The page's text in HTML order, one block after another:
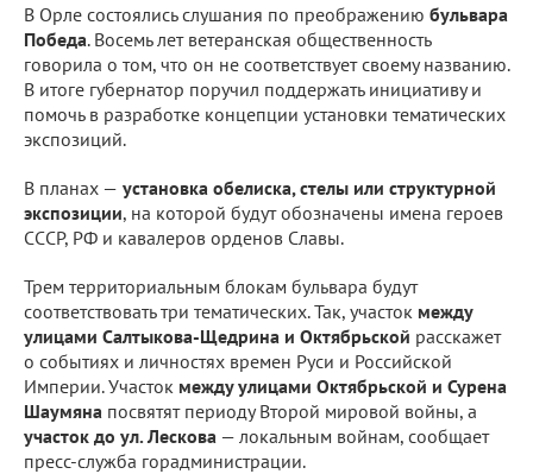
В Орле состоялись слушания по преображению бульвара
Победа. Восемь лет ветеранская общественность
говорила о том, что он не соответствует своему названию.
В итоге губернатор поручил поддержать инициативу и
помочь в разработке концепции установки тематических
экспозиций.
В планах — установка обелиска, стелы или структурной
экспозиции, на которой будут обозначены имена героев
СССР, РФ и кавалеров орденов Славы.
Трем территориальным блокам бульвара будут
соответствовать три тематических. Так, участок между
улицами Салтыкова-Щедрина и Октябрьской расскажет
о событиях и личностях времен Руси и Российской
Империи. Участок между улицами Октябрьской и Сурена
Шаумяна посвятят периоду Второй мировой войны, а
участок до ул. Лескова — локальным войнам, сообщает
пресс-служба горадминистрации.